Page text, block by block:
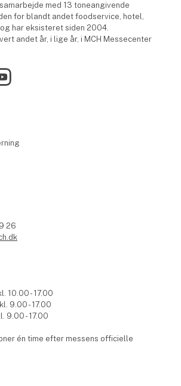
med 13 toneangivende
for blandt andet foodservice, hotel,
har eksisteret siden 2004.
andet år, i lige år, i MCH Messecenter
26
10.00 - 17.00
9.00 - 17.00
9.00 - 17.00
én time efter messens officielle